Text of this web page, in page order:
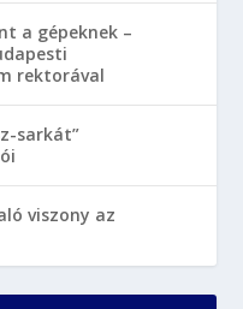
a gépeknek –
rektorával
sarkát”
viszony az